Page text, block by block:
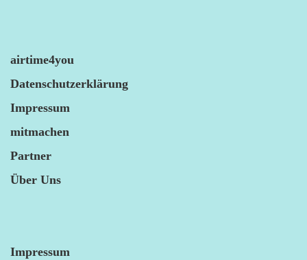
airtime4you
Datenschutzerklärung
Impressum
mitmachen
Partner
Über Uns
Impressum